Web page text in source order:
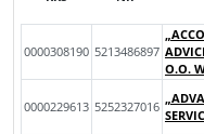
0000308190 5213486897
O.O.
0000229613 5252327016